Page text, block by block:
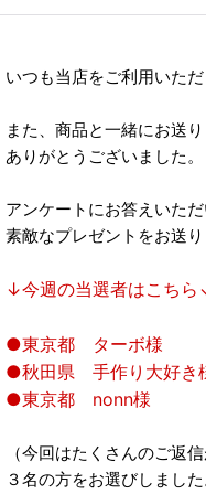
いつも当店をご利用いた
また、商品と一緒にお送
ありがとうございました。
アンケートにお答えいた
素敵なプレゼントをお送り
↓今週の当選者はこちら
●東京都 ターボ様
●秋田県 手作り大好き
●東京都 nonn様
（今回はたくさんのご返
３名の方をお選びしました